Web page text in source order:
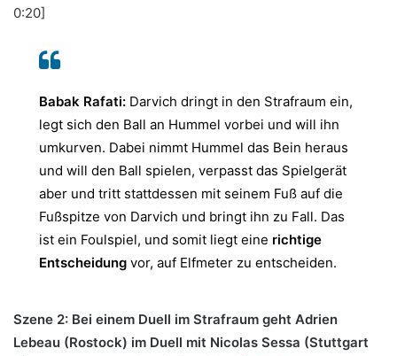
0:20]
Babak Rafati: Darvich dringt in den Strafraum ein,
legt sich den Ball an Hummel vorbei und will ihn
umkurven. Dabei nimmt Hummel das Bein heraus
und will den Ball spielen, verpasst das Spielgerät
aber und tritt stattdessen mit seinem Fuß auf die
Fußspitze von Darvich und bringt ihn zu Fall. Das
ist ein Foulspiel, und somit liegt eine richtige
Entscheidung vor, auf Elfmeter zu entscheiden.
Szene 2: Bei einem Duell im Strafraum geht Adrien
Lebeau (Rostock) im Duell mit Nicolas Sessa (Stuttgart